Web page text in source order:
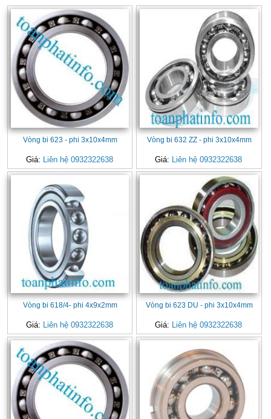
Vòng bi 623 - phi 3x10x4mm
Giá: Liên hệ 0932322638
Vòng bi 632 ZZ - phi 3x10x4mm
Giá: Liên hệ 0932322638
Vòng bi 618/4- phi 4x9x2mm
Giá: Liên hệ 0932322638
Vòng bi 623 DU - phi 3x10x4mm
Giá: Liên hệ 0932322638